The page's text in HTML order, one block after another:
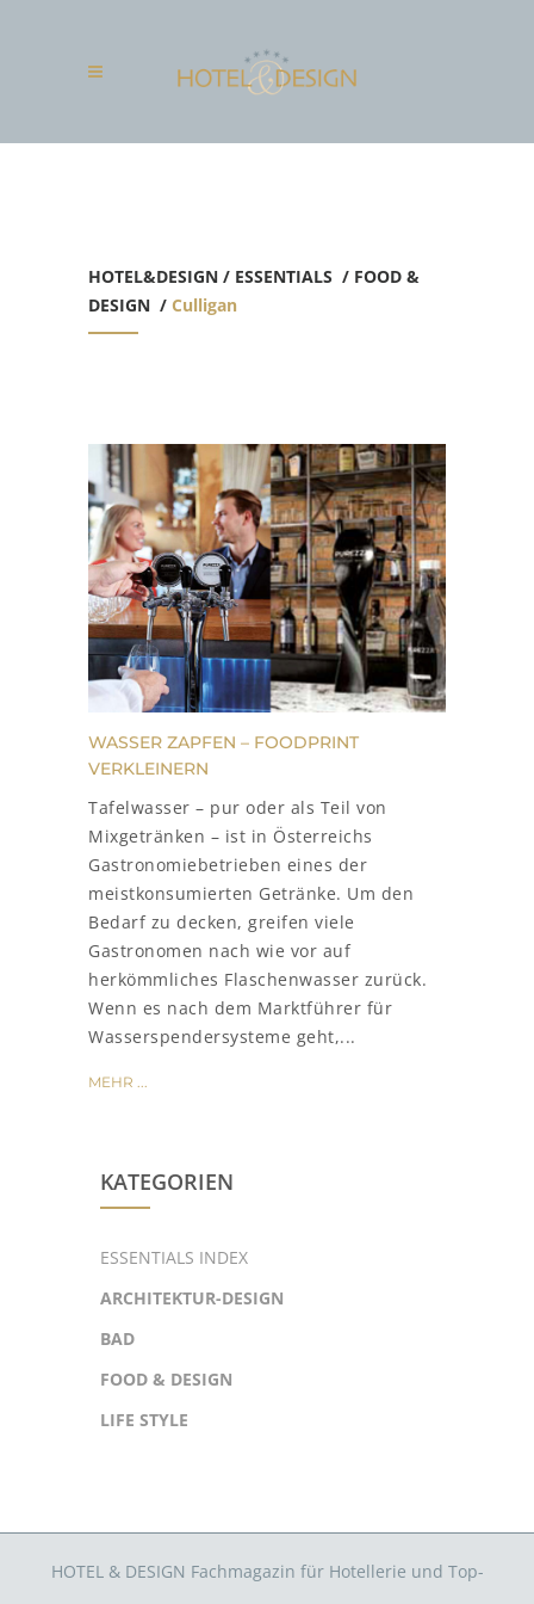
HOTEL&DESIGN / ESSENTIALS / FOOD &
DESIGN / Culligan
WASSER ZAPFEN – FOODPRINT
VERKLEINERN
Tafelwasser – pur oder als Teil von
Mixgetränken – ist in Österreichs
Gastronomiebetrieben eines der
meistkonsumierten Getränke. Um den
Bedarf zu decken, greifen viele
Gastronomen nach wie vor auf
herkömmliches Flaschenwasser zurück.
Wenn es nach dem Marktführer für
Wasserspendersysteme geht,...
MEHR ...
KATEGORIEN
ESSENTIALS INDEX
ARCHITEKTUR-DESIGN
BAD
FOOD & DESIGN
LIFE STYLE
HOTEL & DESIGN Fachmagazin für Hotellerie und Top-